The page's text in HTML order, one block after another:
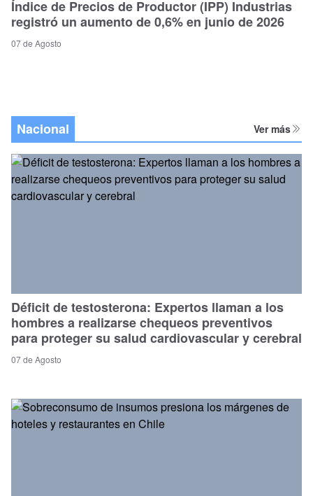
Índice de Precios de Productor (IPP) Industrias
registró un aumento de 0,6% en junio de 2026
07 de Agosto
Nacional Ver más
Déficit de testosterona: Expertos llaman a los
hombres a realizarse chequeos preventivos
para proteger su salud cardiovascular y cerebral
07 de Agosto